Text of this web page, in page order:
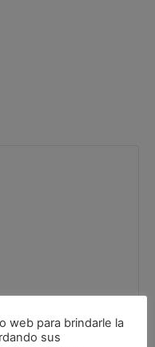
web para brindarle la
sus